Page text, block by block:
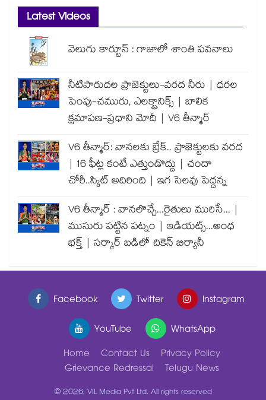
Latest Videos
వెలుగు కార్టూన్ : గాజాలో శాంతి పవనాలు
నీటిపారుదల ప్రాజెక్టులు-వరద నీరు | ధరల
పెంపు-చమురు, ఎలక్ట్రానిక్స్ | బాలిక
క్షమాపణ-ప్రధాని మోదీ | V6 తీన్మార్
V6 తీన్మార్: వానలకు బ్రేక్.. ప్రాజెక్టులకు వరద
| 16 ఫీట్ల కంటే ఎత్తుండొద్దు | చందా
చోరీ..స్కిట్ అదిరింది | ఇగ సెలవు పెద్దన్న
V6 తీన్మార్ : వానలొచ్చే...రైతులు మురిసే... |
ముసురు పట్టిన పట్నం | ఇడియట్స్...అంధ
భక్త్ | సర్కార్ బడిలో చికెన్ బిర్యానీ
Facebook Twitter
Instagram
YouTube
WhatsApp
Home
Contact Us
Privacy Policy
Grievance Redressal
Telugu News
© 2026, VIL Media Pvt Ltd. All rights reserved